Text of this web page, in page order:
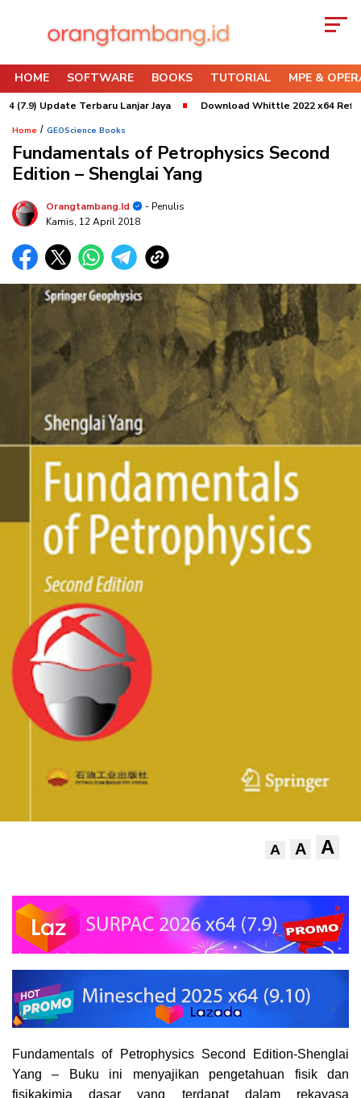
HOME SOFTWARE BOOKS TUTORIAL MPE &
Update Terbaru Lanjar Jaya Download Whittle 2022 x64 Refresh
Home / GEOScience Books
Fundamentals of Petrophysics Second
Edition – Shenglai Yang
Orangtambang.id
- Penulis
Kamis, 12 April 2018
A A A
Fundamentals of Petrophysics Second Edition-Shenglai
Yang – Buku ini menyajikan pengetahuan fisik dan
fisikakimia dasar yang terdapat dalam rekayasa